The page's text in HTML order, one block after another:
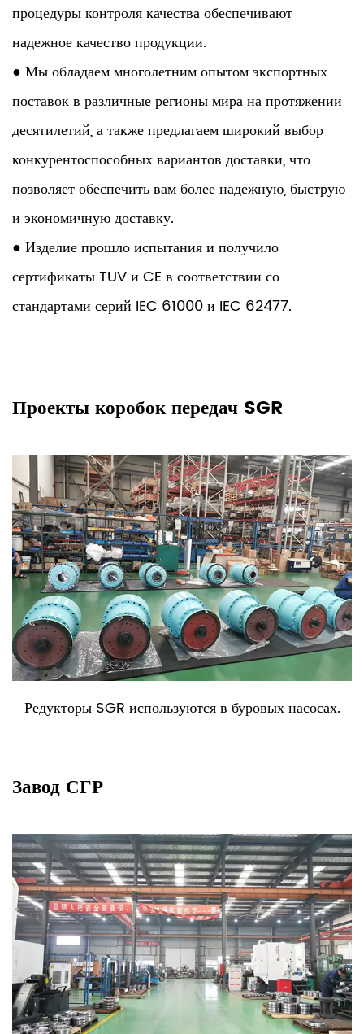
процедуры контроля качества обеспечивают
надежное качество продукции.
● Мы обладаем многолетним опытом экспортных
поставок в различные регионы мира на протяжении
десятилетий, а также предлагаем широкий выбор
конкурентоспособных вариантов доставки, что
позволяет обеспечить вам более надежную, быструю
и экономичную доставку.
● Изделие прошло испытания и получило
сертификаты TUV и CE в соответствии со
стандартами серий IEC 61000 и IEC 62477.
Проекты коробок передач SGR
Редукторы SGR используются в дробилках и
Завод СГР